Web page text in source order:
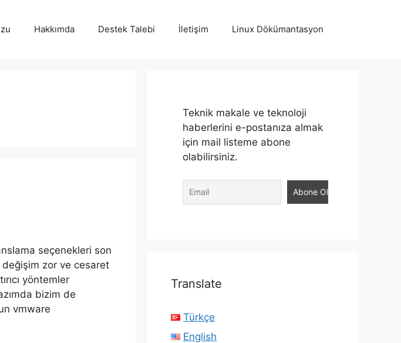
Hakkımda Destek Talebi İletişim Linux Dökümantasyon
seçenekleri son
değişim zor ve cesaret
yöntemler
bizim de
vmware
Teknik makale ve teknoloji
haberlerini e-postanıza almak
için mail listeme abone
olabilirsiniz.
Translate
Türkçe
English